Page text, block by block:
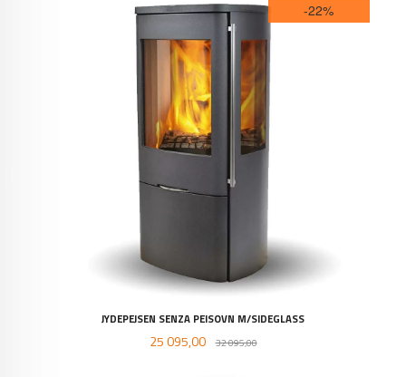
JYDEPEJSEN SENZA PEISOVN M/SIDEGLASS
Tilbud
25 095,00 32 095,00Rabatt
-22%